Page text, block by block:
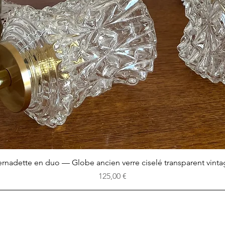
Aperçu rapide
en duo — Globe ancien verre ciselé transparent
Prix
125,00 €